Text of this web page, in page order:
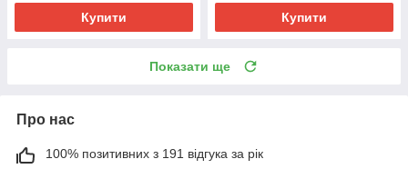
Купити Купити
Показати ще
Про нас
100% позитивних з 191 відгука за рік